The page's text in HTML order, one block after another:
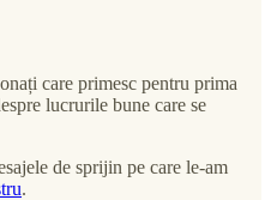
care primesc pentru prima
lucrurile bune care se
de sprijin pe care le-am
.